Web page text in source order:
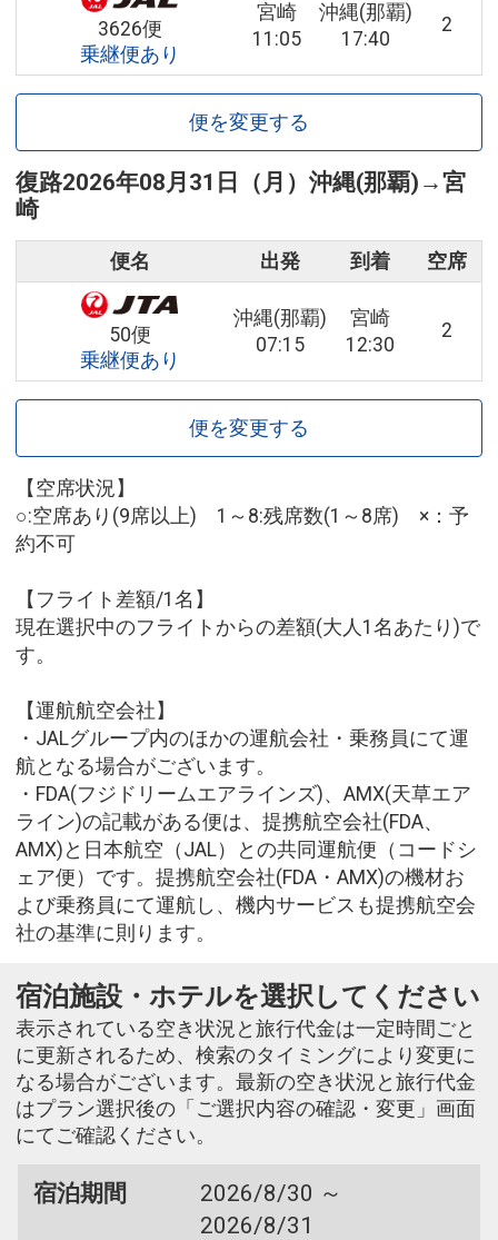
3626便
乗継便あり
宮崎
11:05
沖縄(那覇)
17:40
2
便を変更する
復路2026年08月31日（月） 沖縄(那覇) →宮
崎
便名 出発 到着 空席
50便
乗継便あり
沖縄(那覇)
07:15
宮崎
12:30
2
便を変更する
【空席状況】
○:空席あり(9席以上) 1～8:残席数(1～8席) ×：予
約不可
【フライト差額/1名】
現在選択中のフライトからの差額(大人1名あたり)で
す。
【運航航空会社】
・JALグループ内のほかの運航会社・乗務員にて運
航となる場合がございます。
・FDA(フジドリームエアラインズ)、AMX(天草エア
ライン)の記載がある便は、提携航空会社(FDA、
AMX)と日本航空（JAL）との共同運航便（コードシ
ェア便）です。提携航空会社(FDA・AMX)の機材お
よび乗務員にて運航し、機内サービスも提携航空会
社の基準に則ります。
宿泊施設・ホテルを選択してください
表示されている空き状況と旅行代金は一定時間ごと
に更新されるため、検索のタイミングにより変更に
なる場合がございます。最新の空き状況と旅行代金
はプラン選択後の「ご選択内容の確認・変更」画面
にてご確認ください。
宿泊期間
2026/8/30 ～
2026/8/31